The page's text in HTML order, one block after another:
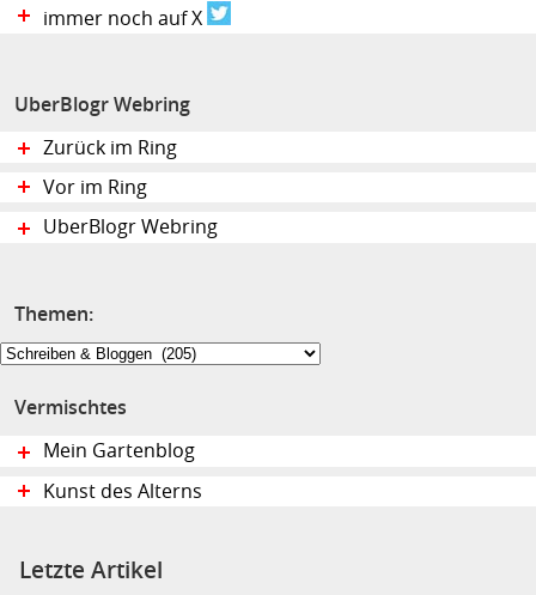
immer noch auf X
UberBlogr Webring
Zurück im Ring
Vor im Ring
UberBlogr Webring
Themen:
Themen:
Vermischtes
Mein Gartenblog
Kunst des Alterns
Letzte Artikel